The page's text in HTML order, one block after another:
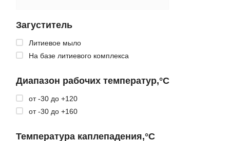
Загуститель
Литиевое мыло
На базе литиевого комплекса
Диапазон рабочих температур,°С
от -30 до +120
от -30 до +160
Температура каплепадения,°C